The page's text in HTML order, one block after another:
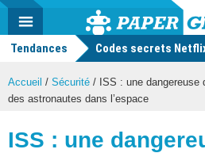
Actu
geek
MENU
Tendances Codes secrets
Accueil / Sécurité / ISS : une
des astronautes dans l’espace
ISS : une
Mode
FacebookTwitter